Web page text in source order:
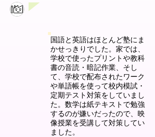
国語と英語はほとんど塾にま
かせっきりでした。家では、
学校で使ったプリントや教科
書の音読・暗記作業、そし
て、学校で配布されたワーク
や単語帳を使って校内模試・
定期テスト対策をしていまし
た。数学は紙テキストで勉強
するのが嫌いだったので、映
像授業を受講して対策してい
ました。